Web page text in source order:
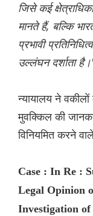
जिसे कई
मानते हैं, बल्कि
प्रभावी
उल्लंघन दर्शाता
न्यायालय ने
मुवक्किल की
विनियमित करने वाले
Case : In Re :
Legal Opinion
Investigation of